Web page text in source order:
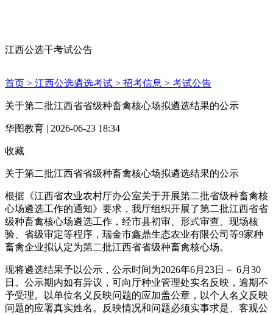
江西公选干考试公告
首页 > 江西公选遴选考试 > 招考信息 > 考试公告
关于第二批江西省省级种畜禽核心场拟遴选结果的公示
华图教育 | 2026-06-23 18:34
收藏
关于第二批江西省省级种畜禽核心场拟遴选结果的公示
根据《江西省农业农村厅办公室关于开展第二批省级种畜禽核
心场遴选工作的通知》要求，我厅组织开展了第二批江西省省
级种畜禽核心场遴选工作，经市县初审、形式审查、现场核
验、省级审定等程序，瑞金市鑫鼎生态农业有限公司等9家种
畜禽企业拟认定为第二批江西省省级种畜禽核心场。
现将遴选结果予以公示，公示时间为2026年6月23日－ 6月30
日。公示期内如有异议，可向厅种业管理处实名反映，逾期不
予受理。以单位名义反映问题的应加盖公章，以个人名义反映
问题的应署真实姓名。反映情况和问题必须实事求是、客观公